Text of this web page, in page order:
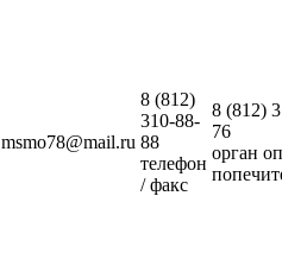
msmo78@mail.ru
8 (812)
310-88-
88
телефон
/ факс
8 (812)
76
орган